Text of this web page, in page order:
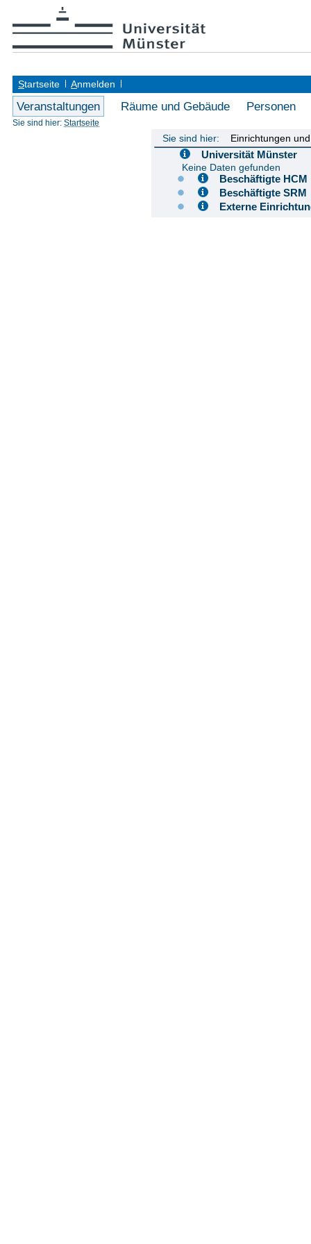
Startseite Anmelden
Veranstaltungen Räume und Gebäude Personen
Sie sind hier: Startseite
Sie sind hier: Einrichtungen
Universität Münster
Keine Daten gefunden
Beschäftigte
Beschäftigte
Externe